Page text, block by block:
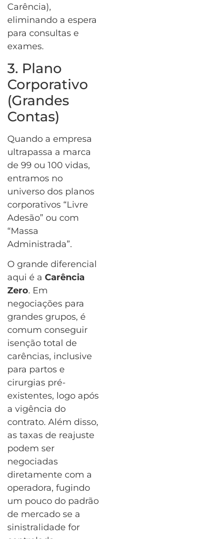
Carência),
eliminando a espera
para consultas e
exames.
3. Plano
Corporativo
(Grandes
Contas)
Quando a empresa
ultrapassa a marca
de 99 ou 100 vidas,
entramos no
universo dos planos
corporativos “Livre
Adesão” ou com
“Massa
Administrada”.
O grande diferencial
aqui é a Carência
Zero. Em
negociações para
grandes grupos, é
comum conseguir
isenção total de
carências, inclusive
para partos e
cirurgias pré-
existentes, logo após
a vigência do
contrato. Além disso,
as taxas de reajuste
podem ser
negociadas
diretamente com a
operadora, fugindo
um pouco do padrão
de mercado se a
sinistralidade for